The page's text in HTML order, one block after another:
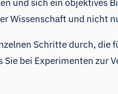
und sich ein objektives
Wissenschaft und nicht
Schritte durch,
bei Experimenten zur